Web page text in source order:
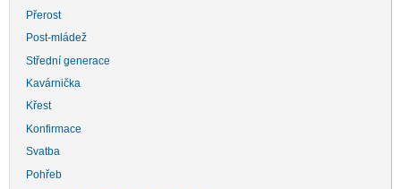
Přerost
Post-mládež
Střední generace
Kavárnička
Křest
Konfirmace
Svatba
Pohřeb